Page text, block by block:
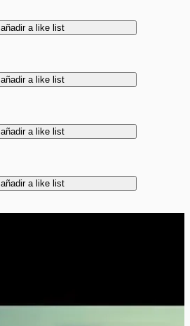
añadir a like list
añadir a like list
añadir a like list
añadir a like list